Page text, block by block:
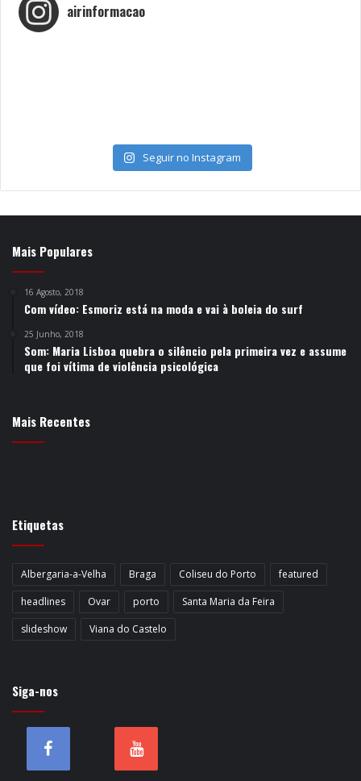
airinformacao
Seguir no Instagram
Mais Populares
16 Agosto, 2018
Com vídeo: Esmoriz está na moda e vai à boleia do surf
25 Junho, 2018
Som: Maria Lisboa quebra o silêncio pela primeira vez e assume
que foi vítima de violência psicológica
Mais Recentes
Etiquetas
Albergaria-a-Velha Braga Coliseu do Porto
featured
headlines
Ovar porto
Santa Maria da Feira
slideshow
Viana do Castelo
Siga-nos